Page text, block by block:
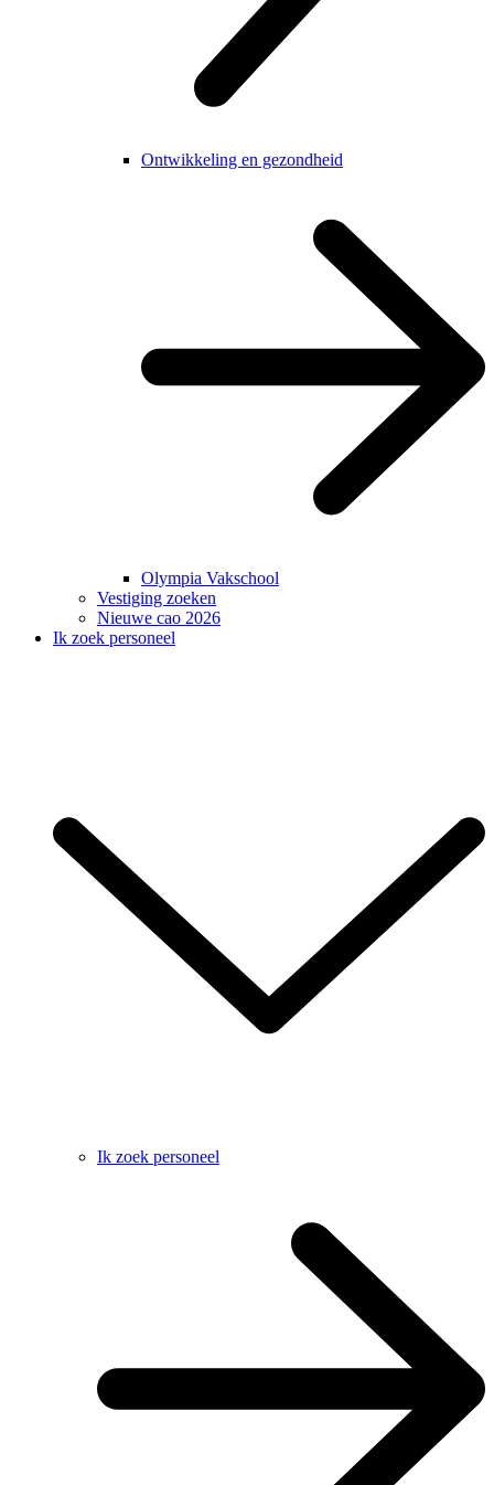
Ontwikkeling en gezondheid
Olympia Vakschool
Vestiging zoeken
Nieuwe cao 2026
Ik zoek personeel
Ik zoek personeel